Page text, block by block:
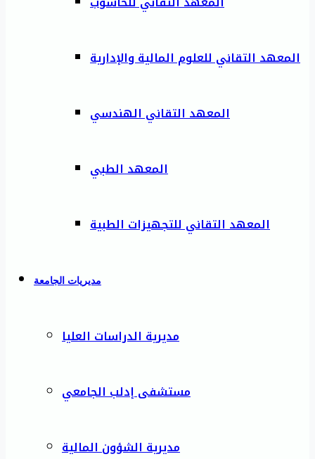
المعهد التقاني للعلوم المالية والإدارية
المعهد التقاني الهندسي
المعهد الطبي
المعهد التقاني للتجهيزات الطبية
مديريات الجامعة
مديرية الدراسات العليا
مستشفى إدلب الجامعي
مديرية الشؤون المالية